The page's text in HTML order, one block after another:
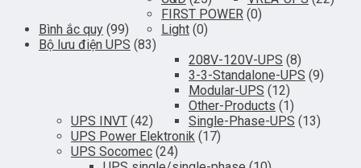
Bình ắc quy (99)
FIRST POWER (0)
Light (0)
Bộ lưu điện UPS (83)
UPS INVT (42)
208V-120V-UPS (8)
3-3-Standalone-UPS (9)
Modular-UPS (12)
Other-Products (1)
Single-Phase-UPS (13)
UPS Power Elektronik (17)
UPS Socomec (24)